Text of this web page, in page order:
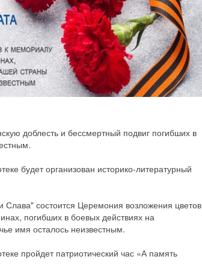
доблесть и бессмертный подвиг погибших в
будет организован историко-литературный
состоится Церемония возложения цветов
погибших в боевых действиях на
имя осталось неизвестным.
пройдет патриотический час «А память